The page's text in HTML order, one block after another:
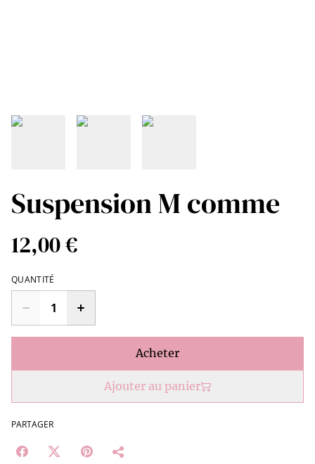
Suspension M comme
12,00 €
QUANTITÉ
Acheter
Ajouter au panier
PARTAGER